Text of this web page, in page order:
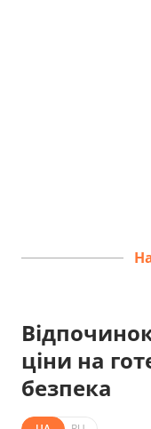
ціни на
безпека